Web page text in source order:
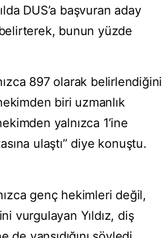
DUS’a başvuran aday
belirterek, bunun yüzde
897 olarak belirlendiğini
biri uzmanlık
yalnızca 1’ine
ulaştı” diye konuştu.
genç hekimleri değil,
vurgulayan Yıldız, diş